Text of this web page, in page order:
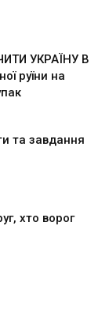
УКРАЇНУ В
руїни на
та завдання
хто ворог